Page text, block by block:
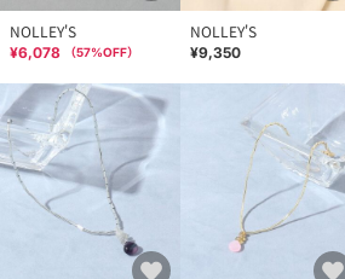
NOLLEY'S
¥6,078 （57%OFF）
NOLLEY'S
¥9,350